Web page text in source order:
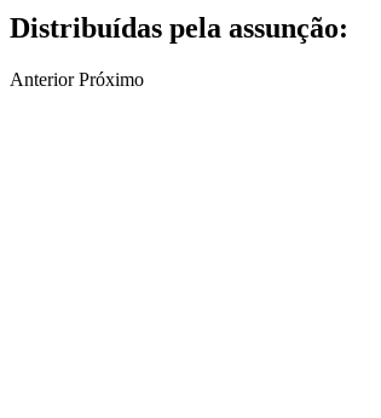
Distribuídas pela assunção:
Anterior Próximo